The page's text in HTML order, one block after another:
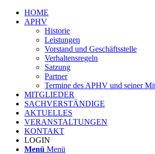
HOME
APHV
Historie
Leistungen
Vorstand und Geschäftsstelle
Verhaltensregeln
Satzung
Partner
Termine des APHV und seiner
MITGLIEDER
SACHVERSTÄNDIGE
AKTUELLES
VERANSTALTUNGEN
KONTAKT
LOGIN
Menü Menü